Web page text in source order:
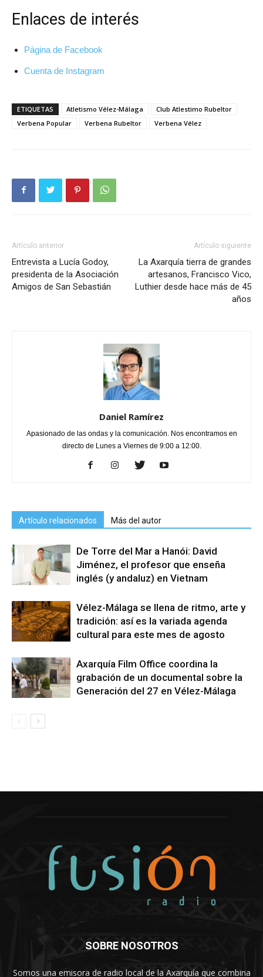
Enlaces de interés
Página de Facebook
Cuenta de Instagram
ETIQUETAS Atletismo Vélez-Málaga
Club Atlestimo Rubeltor
Verbena Popular
Verbena Rubeltor Verbena Vélez
Artículo anterior
Entrevista a Lucía Godoy,
presidenta de la Asociación
Amigos de San Sebastián
Artículo siguiente
La Axarquía tierra de grandes
artesanos, Francisco Vico,
Luthier desde hace más de 45
años
Daniel Ramírez
Apasionado de las ondas y la comunicación. Nos encontramos en
directo de Lunes a Viernes de 9:00 a 12:00.
Artículo relacionados Más del autor
De Torre del Mar a Hanói: David
Jiménez, el profesor que enseña
inglés (y andaluz) en Vietnam
Vélez-Málaga se llena de ritmo, arte y
tradición: así es la variada agenda
cultural para este mes de agosto
Axarquía Film Office coordina la
grabación de un documental sobre la
Generación del 27 en Vélez-Málaga
SOBRE NOSOTROS
Somos una emisora de radio local de la Axarquía que combina